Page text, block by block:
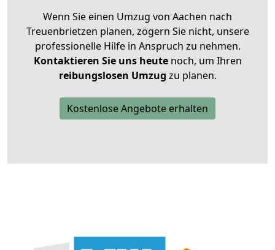
Wenn Sie einen Umzug von Aachen nach
Treuenbrietzen planen, zögern Sie nicht, unsere
professionelle Hilfe in Anspruch zu nehmen.
Kontaktieren Sie uns heutenoch, um Ihren
reibungslosen Umzug zu planen.
Kostenlose Angebote erhalten